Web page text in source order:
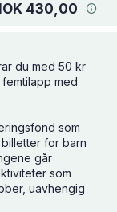
430,00
du med 50 kr
med
som
for barn
går
som
uavhengig